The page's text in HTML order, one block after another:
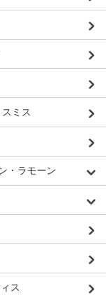
ミス
・ラモーン
ス